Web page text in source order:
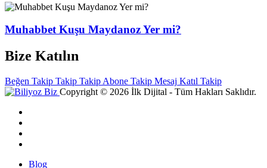
Muhabbet Kuşu Maydanoz Yer mi?
Bize Katılın
Beğen Takip Takip Takip Abone Takip Mesaj Katıl Takip
Copyright © 2026 İlk Dijital - Tüm Hakları Saklıdır.
Blog